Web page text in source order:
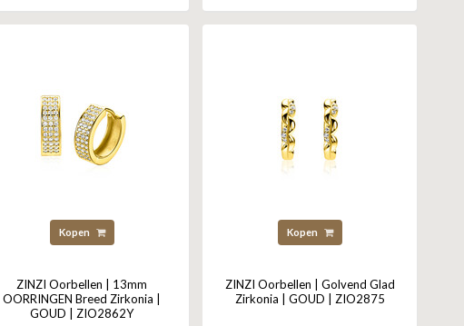
Kopen
ZINZI Oorbellen | 13mm
OORRINGEN Breed Zirkonia |
GOUD | ZIO2862Y
Kopen
ZINZI Oorbellen | Golvend Glad
Zirkonia | GOUD | ZIO2875